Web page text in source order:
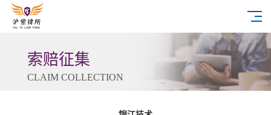
索赔征集
CLAIM COLLECTION